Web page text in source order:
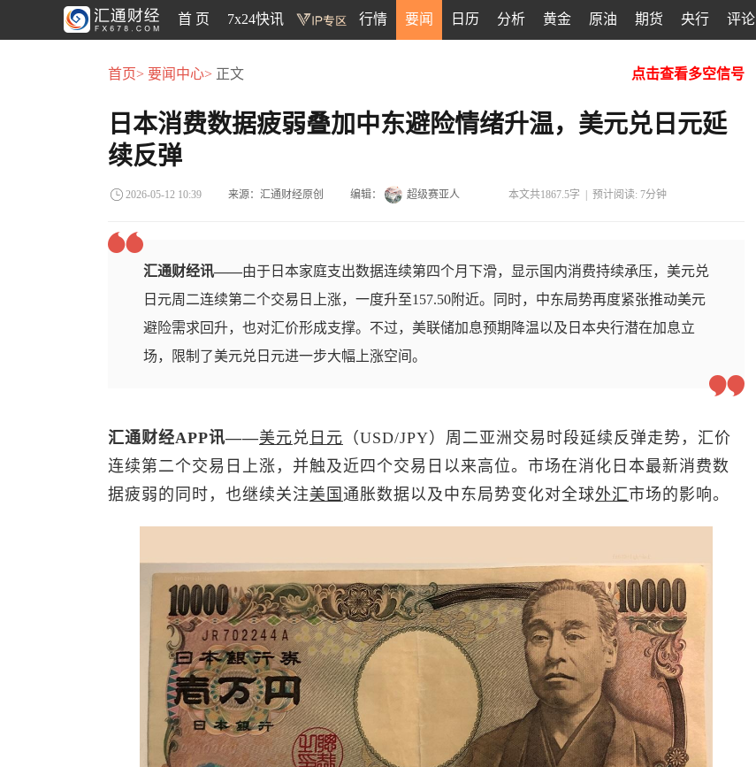
首 页 7x24快讯 行情 要闻 日历 分析 黄金 原油 期货 央行 评论
首页> 要闻中心> 正文 点击查看多空信号
日本消费数据疲弱叠加中东避险情绪升温，美元兑日元延
续反弹
2026-05-12 10:39 来源：汇通财经原创 编辑： 超级赛亚人 本文共1867.5字 |预计阅读: 7分钟
汇通财经讯——由于日本家庭支出数据连续第四个月下滑，显示国内消费持续承压，美元兑
日元周二连续第二个交易日上涨，一度升至157.50附近。同时，中东局势再度紧张推动美元
避险需求回升，也对汇价形成支撑。不过，美联储加息预期降温以及日本央行潜在加息立
场，限制了美元兑日元进一步大幅上涨空间。
汇通财经APP讯——美元兑 日元 （USD/JPY）周二亚洲交易时段延续反弹走势，汇价
连续第二个交易日上涨，并触及近四个交易日以来高位。市场在消化日本最新消费数
据疲弱的同时，也继续关注美国 通胀数据以及中东局势变化对全球外汇市场的影响。